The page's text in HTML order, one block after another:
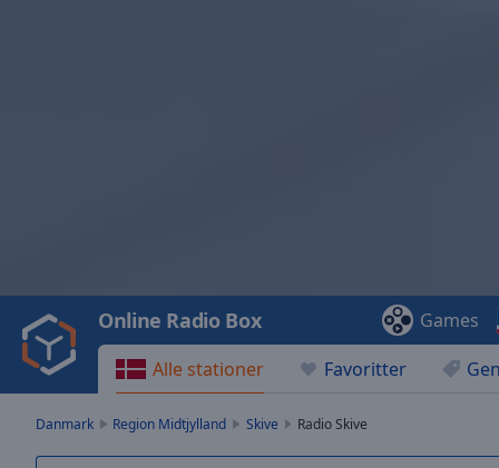
Video
Play
Backward
Skip
Current
Alle stationer Favoritter
Online Radio Box Games
Danmark Region Midtjylland Skive Radio Skive